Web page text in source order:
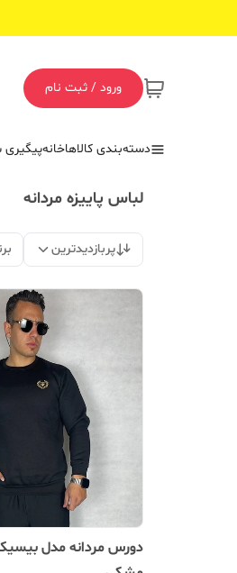
ورود / ثبت نام
دسته‌بندی کالاهاخانه
لباس پاییزه مردانه
پربازدیدترین
دورس مردانه مدل